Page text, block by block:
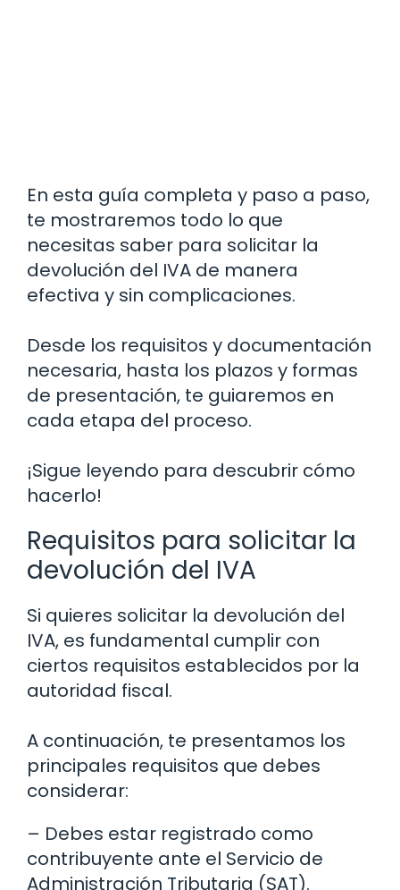
En esta guía completa y paso a paso,
te mostraremos todo lo que
necesitas saber para solicitar la
devolución del IVA de manera
efectiva y sin complicaciones.
Desde los requisitos y documentación
necesaria, hasta los plazos y formas
de presentación, te guiaremos en
cada etapa del proceso.
¡Sigue leyendo para descubrir cómo
hacerlo!
Requisitos para solicitar la
devolución del IVA
Si quieres solicitar la devolución del
IVA, es fundamental cumplir con
ciertos requisitos establecidos por la
autoridad fiscal.
A continuación, te presentamos los
principales requisitos que debes
considerar:
– Debes estar registrado como
contribuyente ante el Servicio de
Administración Tributaria (SAT).